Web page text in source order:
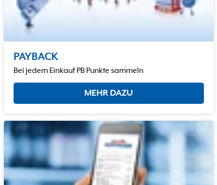
PAYBACK
Bei jedem Einkauf PB Punkte sammeln
MEHR DAZU